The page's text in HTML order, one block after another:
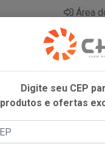
Área
Digite seu CEP
produtos e ofertas